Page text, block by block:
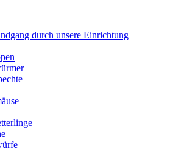
durch unsere Einrichtung